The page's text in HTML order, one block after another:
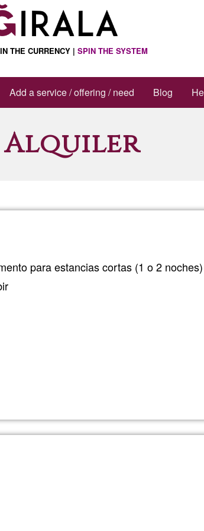
THE CURRENCY |SPIN THE SYSTEM
Add a service / offering / need Blog
Alquiler
para estancias cortas (1 o 2 noches)
en